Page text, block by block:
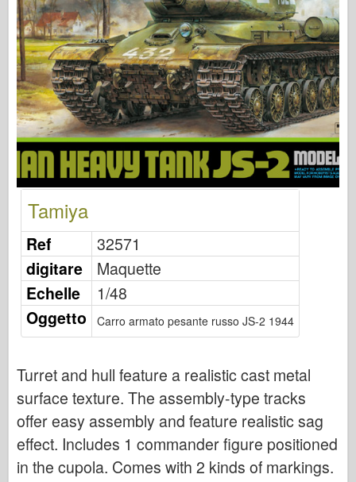
Osprey Publishing
Segnale squadrone
Potenza del serbatoio
Camion & Carri armati
Waffen-Arsenal
Wydawnictwo Militaria
Maquettes
Accademia
Modelli ace
AFV Club
Airfix
Aeronautica
Modello AZ
Cane Nero
Drago
Eduard
Tamiya
Ref
32571
digitare
Maquette
Echelle
1/48
Oggetto
Carro armato pesante russo JS-2 1944
Turret and hull feature a realistic cast metal
surface texture. The assembly-type tracks
offer easy assembly and feature realistic sag
effect. Includes 1 commander figure positioned
in the cupola. Comes with 2 kinds of markings.